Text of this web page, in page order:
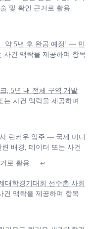
및 확인 근거로 활용.
약 5년 후 완공 예정! — 민
건 맥락을 제공하며 항목
, 5년 내 전체 구역 개발
사건 맥락을 제공하며
린커우 입주 — 국제 미디
배경, 데이터 또는 사건
로 활용. ↩
대학경기대회 선수촌 사회
맥락을 제공하며 항목